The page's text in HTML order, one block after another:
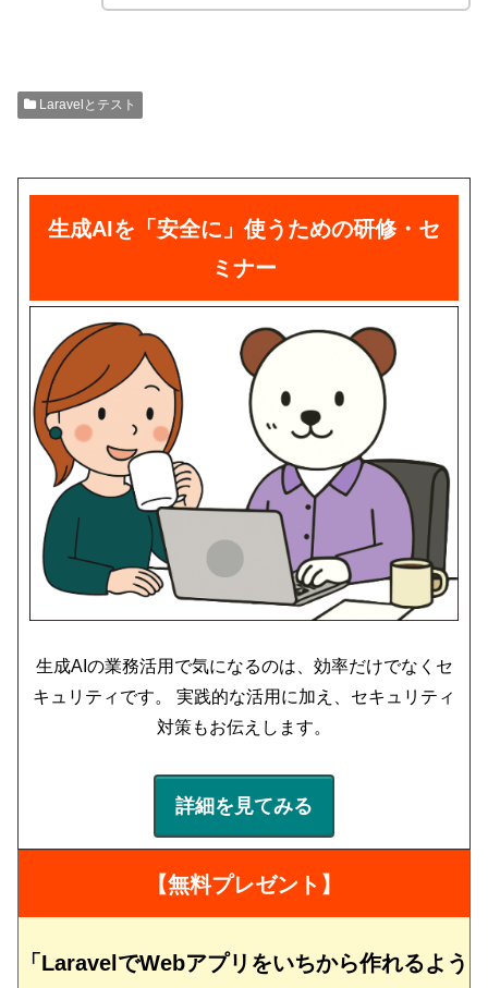
Laravelとテスト
生成AIを「安全に」使うための研修・セ
ミナー
生成AIの業務活用で気になるのは、効率だけでなくセ
キュリティです。 実践的な活用に加え、セキュリティ
対策もお伝えします。
詳細を見てみる
【無料プレゼント】
「LaravelでWebアプリをいちから作れるよう